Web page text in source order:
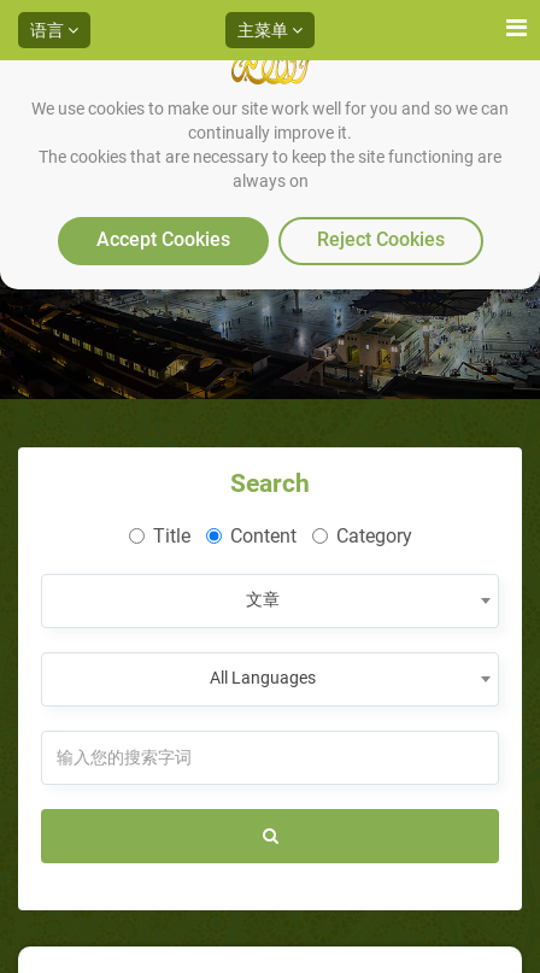
We use cookies to make our site work well for you and so we can
continually improve it.
The cookies that are necessary to keep the site functioning are
always on
Accept Cookies Reject Cookies
语言 主菜单
塔伊夫之行
Search
Title Content Category
文章
All Languages